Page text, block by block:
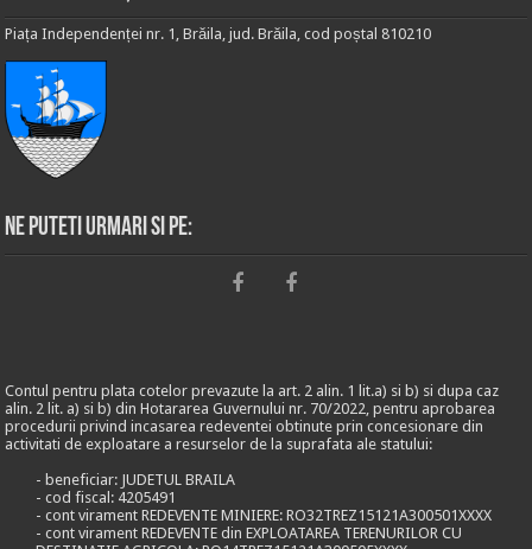
Piața Independenței nr. 1, Brăila, jud. Brăila, cod poștal 810210
Ne puteti urmari si pe:
Contul pentru plata cotelor prevazute la art. 2 alin. 1 lit.a) si b) si dupa caz
alin. 2 lit. a) si b) din Hotararea Guvernului nr. 70/2022, pentru aprobarea
procedurii privind incasarea redeventei obtinute prin concesionare din
activitati de exploatare a resurselor de la suprafata ale statului:
- beneficiar: JUDETUL BRAILA
- cod fiscal: 4205491
- cont virament REDEVENTE MINIERE: RO32TREZ15121A300501XXXX
- cont virament REDEVENTE din EXPLOATAREA TERENURILOR CU